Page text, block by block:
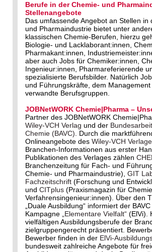
Berufe in der Chemie- und
Stellenangebote
Das umfassende Angebot an Stellen in
und Pharmaindustrie bietet unter
klassischen Chemie-Berufen, hierzu
Biologie- und Lacklaborant:innen,
Pharmakant:innen,
aber auch Jobs für Chemiker:innen,
Ingenieur:innen, Pharmareferierende
spezialisierte Berufsbilder. Natürlich
und Führungskräfte, dem
verwandte Berufsgruppen.
JOBNetWORK Chemie|Pharma –
Partner des JOBNetWORK
Wiley-VCH Verlag und der
Chemie (BAVC). Durch die
Onlineangebote des Wiley-VCH
Branchen-Informationen aus erster
Publikationen des Verlages zählen
Branchenzeitung für Fach- und
Chemie- und Pharmaindustrie), GIT
Fachzeitschrift (Forschung und
und CITplus (Praxismagazin für
Verfahrensingenieur:innen). Über den
„Duale Ausbildung“ informiert der
Kampagne „Elementare Vielfalt“ (ElVi).
vielfältigen Ausbildungsberufe der
zielgruppengerecht präsentiert.
Bewerber finden in der ElVi-
bundesweit zahlreiche Angebote für